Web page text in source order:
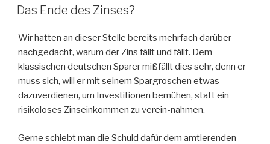
AM
Das Ende des Zinses?
Wir hatten an dieser Stelle bereits mehrfach darüber
nachgedacht, warum der Zins fällt und fällt. Dem
klassischen deutschen Sparer mißfällt dies sehr, denn er
muss sich, will er mit seinem Spargroschen etwas
dazuverdienen, um Investitionen bemühen, statt ein
risikoloses Zinseinkommen zu verein-nahmen.
Gerne schiebt man die Schuld dafür dem amtierenden